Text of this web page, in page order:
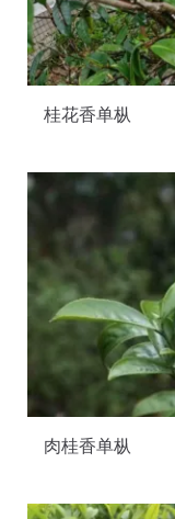
桂花香单枞
肉桂香单枞